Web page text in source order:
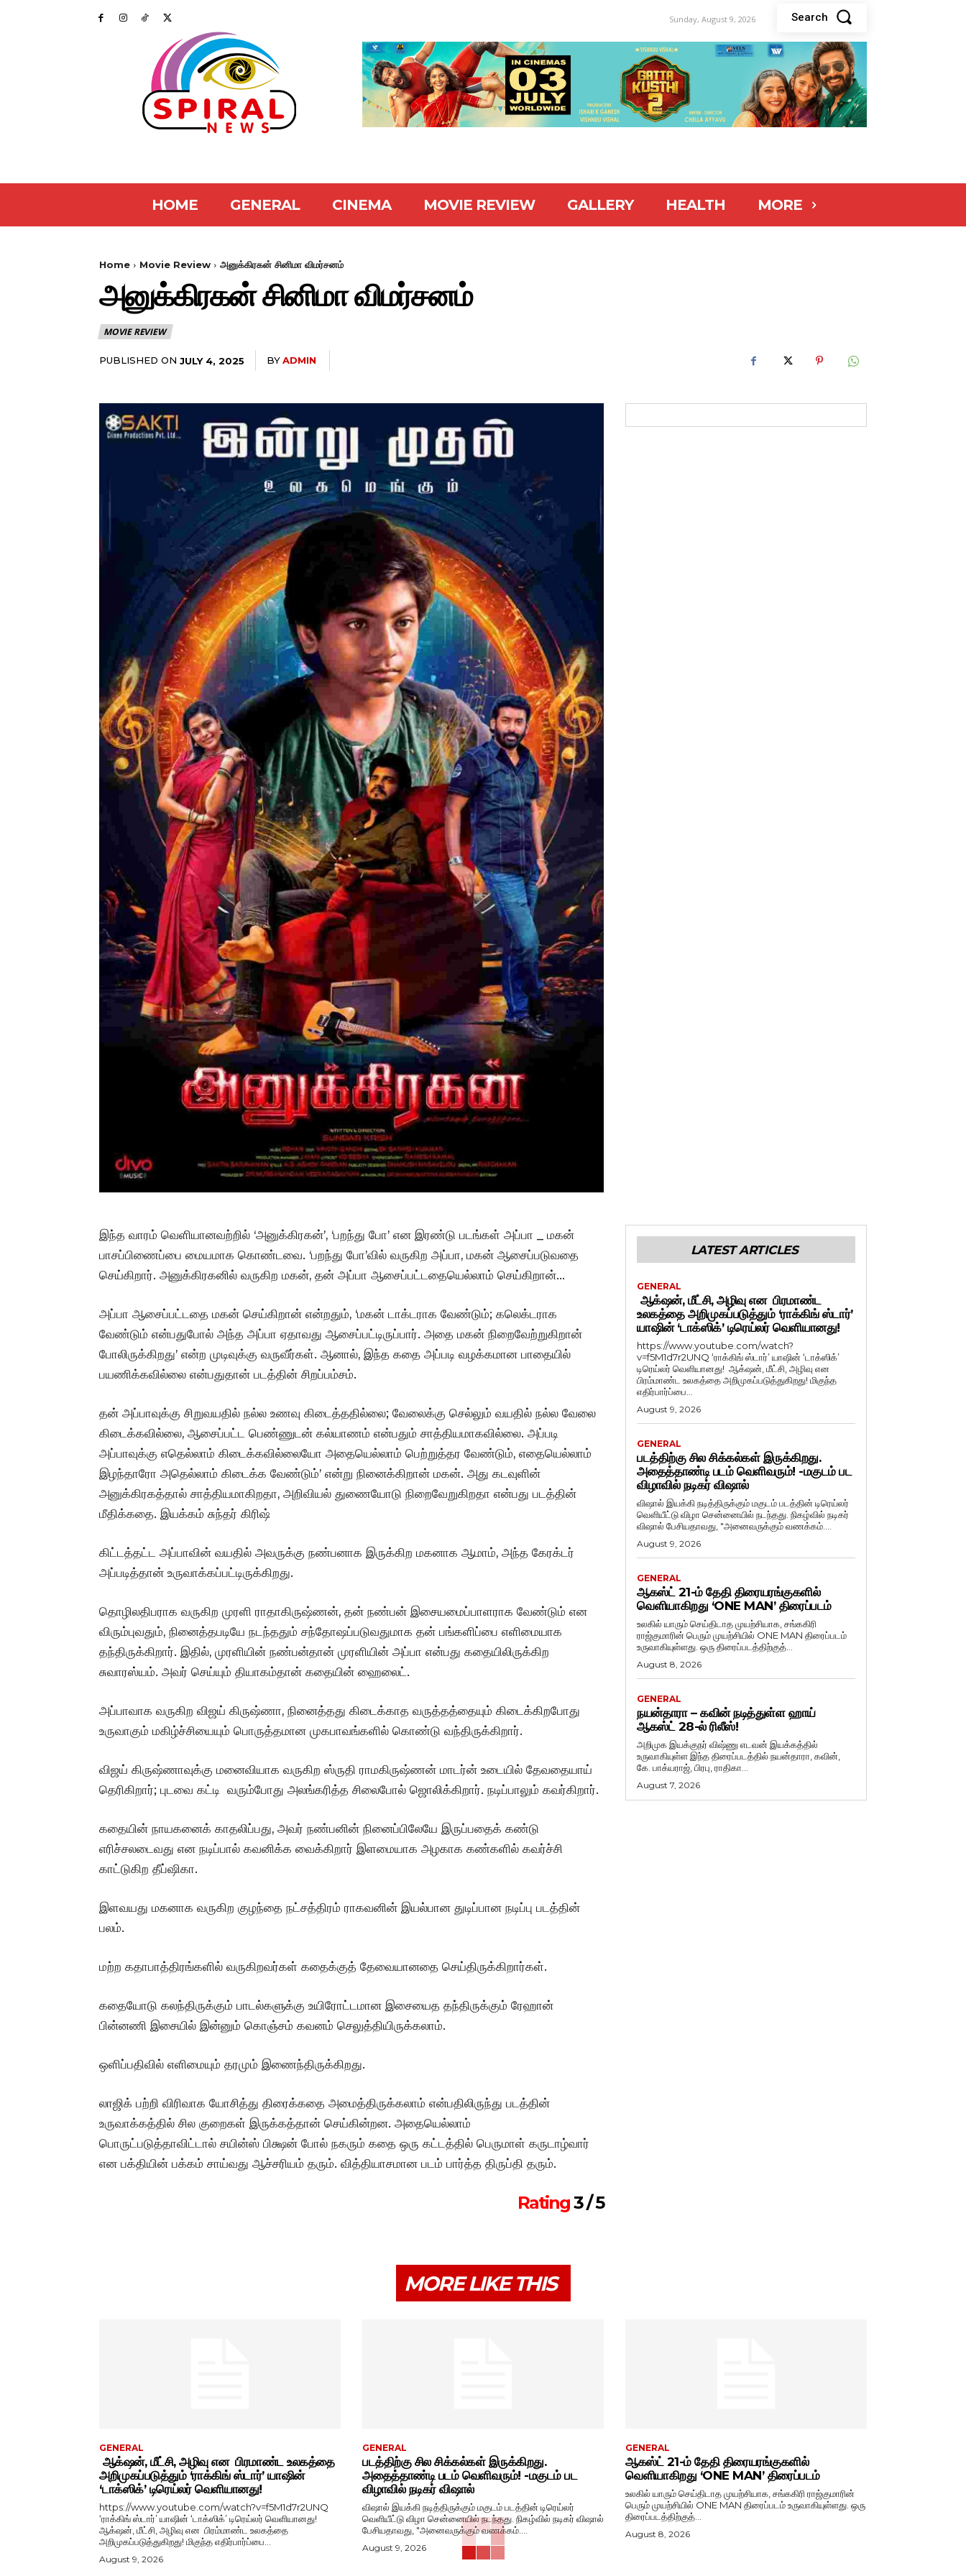
Sunday, August 9, 2026 Search
HOME GENERAL CINEMA MOVIE REVIEW GALLERY HEALTH MORE
Home Movie Review அனுக்கிரகன் சினிமா விமர்சனம்
அனுக்கிரகன் சினிமா விமர்சனம்
MOVIE REVIEW
PUBLISHED ON JULY 4, 2025 BYADMIN
இந்த வாரம் வெளியானவற்றில் ‘அனுக்கிரகன்’, ‘பறந்து போ’ என இரண்டு படங்கள் அப்பா _ மகன்
பாசப்பிணைப்பை மையமாக கொண்டவை. ‘பறந்து போ’வில் வருகிற அப்பா, மகன் ஆசைப்படுவதை
செய்கிறார். அனுக்கிரகனில் வருகிற மகன், தன் அப்பா ஆசைப்பட்டதையெல்லாம் செய்கிறான்…
அப்பா ஆசைப்பட்டதை மகன் செய்கிறான் என்றதும், ‘மகன் டாக்டராக வேண்டும்; கலெக்டராக
வேண்டும் என்பதுபோல் அந்த அப்பா ஏதாவது ஆசைப்பட்டிருப்பார். அதை மகன் நிறைவேற்றுகிறான்
போலிருக்கிறது’ என்ற முடிவுக்கு வருவீர்கள். ஆனால், இந்த கதை அப்படி வழக்கமான பாதையில்
பயணிக்கவில்லை என்பதுதான் படத்தின் சிறப்பம்சம்.
தன் அப்பாவுக்கு சிறுவயதில் நல்ல உணவு கிடைத்ததில்லை; வேலைக்கு செல்லும் வயதில் நல்ல வேலை
கிடைக்கவில்லை, ஆசைப்பட்ட பெண்ணுடன் கல்யாணம் என்பதும் சாத்தியமாகவில்லை. அப்படி
அப்பாவுக்கு எதெல்லாம் கிடைக்கவில்லையோ அதையெல்லாம் பெற்றுத்தர வேண்டும், எதையெல்லாம்
இழந்தாரோ அதெல்லாம் கிடைக்க வேண்டும்’ என்று நினைக்கிறான் மகன். அது கடவுளின்
அனுக்கிரகத்தால் சாத்தியமாகிறதா, அறிவியல் துணையோடு நிறைவேறுகிறதா என்பது படத்தின்
மீதிக்கதை. இயக்கம் சுந்தர் கிரிஷ்
கிட்டத்தட்ட அப்பாவின் வயதில் அவருக்கு நண்பனாக இருக்கிற மகனாக ஆமாம், அந்த கேரக்டர்
அப்படித்தான் உருவாக்கப்பட்டிருக்கிறது.
தொழிலதிபராக வருகிற முரளி ராதாகிருஷ்ணன், தன் நண்பன் இசையமைப்பாளராக வேண்டும் என
விரும்புவதும், நினைத்தபடியே நடந்ததும் சந்தோஷப்படுவதுமாக தன் பங்களிப்பை எளிமையாக
தந்திருக்கிறார். இதில், முரளியின் நண்பன்தான் முரளியின் அப்பா என்பது கதையிலிருக்கிற
சுவாரஸ்யம். அவர் செய்யும் தியாகம்தான் கதையின் ஹைலைட்.
அப்பாவாக வருகிற விஜய் கிருஷ்ணா, நினைத்தது கிடைக்காத வருத்தத்தையும் கிடைக்கிறபோது
உருவாகும் மகிழ்ச்சியையும் பொருத்தமான முகபாவங்களில் கொண்டு வந்திருக்கிறார்.
விஜய் கிருஷ்ணாவுக்கு மனைவியாக வருகிற ஸ்ருதி ராமகிருஷ்ணன் மாடர்ன் உடையில் தேவதையாய்
தெரிகிறார்; புடவை கட்டி வரும்போது அலங்கரித்த சிலைபோல் ஜொலிக்கிறார். நடிப்பாலும் கவர்கிறார்.
கதையின் நாயகனைக் காதலிப்பது, அவர் நண்பனின் நினைப்பிலேயே இருப்பதைக் கண்டு
எரிச்சலடைவது என நடிப்பால் கவனிக்க வைக்கிறார் இளமையாக அழகாக கண்களில் கவர்ச்சி
காட்டுகிற தீப்ஷிகா.
இளவயது மகனாக வருகிற குழந்தை நட்சத்திரம் ராகவனின் இயல்பான துடிப்பான நடிப்பு படத்தின்
பலம்.
மற்ற கதாபாத்திரங்களில் வருகிறவர்கள் கதைக்குத் தேவையானதை செய்திருக்கிறார்கள்.
கதையோடு கலந்திருக்கும் பாடல்களுக்கு உயிரோட்டமான இசையைத தந்திருக்கும் ரேஹான்
பின்னணி இசையில் இன்னும் கொஞ்சம் கவனம் செலுத்தியிருக்கலாம்.
ஒளிப்பதிவில் எளிமையும் தரமும் இணைந்திருக்கிறது.
லாஜிக் பற்றி விரிவாக யோசித்து திரைக்கதை அமைத்திருக்கலாம் என்பதிலிருந்து படத்தின்
உருவாக்கத்தில் சில குறைகள் இருக்கத்தான் செய்கின்றன. அதையெல்லாம்
பொருட்படுத்தாவிட்டால் சயின்ஸ் பிக்ஷன் போல் நகரும் கதை ஒரு கட்டத்தில் பெருமாள் கருடாழ்வார்
என பக்தியின் பக்கம் சாய்வது ஆச்சரியம் தரும். வித்தியாசமான படம் பார்த்த திருப்தி தரும்.
Rating3 / 5
LATEST ARTICLES
GENERAL
ஆக்‌ஷன், மீட்சி, அழிவு என பிரமாண்ட
உலகத்தை அறிமுகப்படுத்தும் ‘ராக்கிங் ஸ்டார்’
யாஷின் ‘டாக்ஸிக்’ டிரெய்லர் வெளியானது!
https://www.youtube.com/watch?
v=f5M1d7r2UNQ ‘ராக்கிங் ஸ்டார்’ யாஷின் ‘டாக்ஸிக்’
டிரெய்லர் வெளியானது! ஆக்‌ஷன், மீட்சி, அழிவு என
பிரம்மாண்ட உலகத்தை அறிமுகப்படுத்துகிறது! மிகுந்த
எதிர்பார்ப்பை...
August 9, 2026
GENERAL
படத்திற்கு சில சிக்கல்கள் இருக்கிறது.
அதைத்தாண்டி படம் வெளிவரும்! -மகுடம் பட
விழாவில் நடிகர் விஷால்
விஷால் இயக்கி நடித்திருக்கும் மகுடம் படத்தின் டிரெய்லர்
வெளியீட்டு விழா சென்னையில் நடந்தது. நிகழ்வில் நடிகர்
விஷால் பேசியதாவது, "அனைவருக்கும் வணக்கம்....
August 9, 2026
GENERAL
ஆகஸ்ட் 21-ம் தேதி திரையரங்குகளில்
வெளியாகிறது ‘ONE MAN’ திரைப்படம்
உலகில் யாரும் செய்திடாத முயற்சியாக, சங்ககிரி
ராஜ்குமாரின் பெரும் முயற்சியில் ONE MAN திரைப்படம்
உருவாகியுள்ளது. ஒரு திரைப்படத்திற்குத்...
August 8, 2026
GENERAL
நயன்தாரா – கவின் நடித்துள்ள ஹாய்
ஆகஸ்ட் 28-ல் ரிலீஸ்!
அறிமுக இயக்குநர் விஷ்ணு எடவன் இயக்கத்தில்
உருவாகியுள்ள இந்த திரைப்படத்தில் நயன்தாரா, கவின்,
கே. பாக்யராஜ், பிரபு, ராதிகா...
August 7, 2026
MORE LIKE THIS
GENERAL
ஆக்‌ஷன், மீட்சி, அழிவு என பிரமாண்ட உலகத்தை
அறிமுகப்படுத்தும் ‘ராக்கிங் ஸ்டார்’ யாஷின்
‘டாக்ஸிக்’ டிரெய்லர் வெளியானது!
https://www.youtube.com/watch?v=f5M1d7r2UNQ
‘ராக்கிங் ஸ்டார்’ யாஷின் ‘டாக்ஸிக்’ டிரெய்லர் வெளியானது!
ஆக்‌ஷன், மீட்சி, அழிவு என பிரம்மாண்ட உலகத்தை
அறிமுகப்படுத்துகிறது! மிகுந்த எதிர்பார்ப்பை...
August 9, 2026
GENERAL
படத்திற்கு சில சிக்கல்கள் இருக்கிறது.
அதைத்தாண்டி படம் வெளிவரும்! -மகுடம் பட
விழாவில் நடிகர் விஷால்
விஷால் இயக்கி நடித்திருக்கும் மகுடம் படத்தின் டிரெய்லர்
வெளியீட்டு விழா சென்னையில் நடந்தது. நிகழ்வில் நடிகர் விஷால்
பேசியதாவது, "அனைவருக்கும் வணக்கம்....
August 9, 2026
GENERAL
ஆகஸ்ட் 21-ம் தேதி திரையரங்குகளில்
வெளியாகிறது ‘ONE MAN’ திரைப்படம்
உலகில் யாரும் செய்திடாத முயற்சியாக, சங்ககிரி ராஜ்குமாரின்
பெரும் முயற்சியில் ONE MAN திரைப்படம் உருவாகியுள்ளது. ஒரு
திரைப்படத்திற்குத்...
August 8, 2026